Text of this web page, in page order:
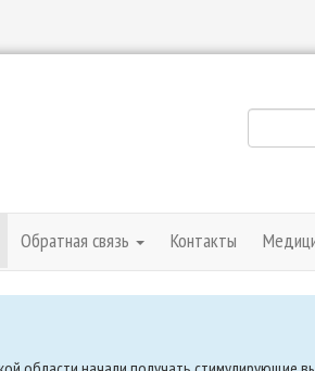
Обратная связь Контакты